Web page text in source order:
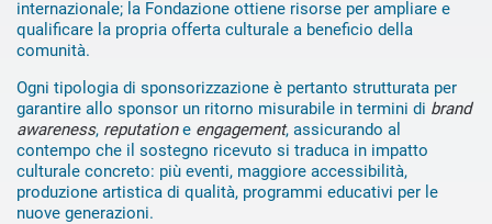
internazionale; la Fondazione ottiene risorse per ampliare e
qualificare la propria offerta culturale a beneficio della
comunità.
Ogni tipologia di sponsorizzazione è pertanto strutturata per
garantire allo sponsor un ritorno misurabile in termini di brand
awareness, reputatione engagement, assicurando al
contempo che il sostegno ricevuto si traduca in impatto
culturale concreto: più eventi, maggiore accessibilità,
produzione artistica di qualità, programmi educativi per le
nuove generazioni.